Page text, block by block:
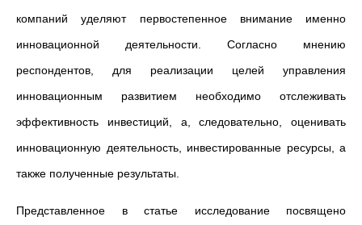
компаний уделяют первостепенное внимание именно
инновационной деятельности. Согласно мнению
респондентов, для реализации целей управления
инновационным развитием необходимо отслеживать
эффективность инвестиций, а, следовательно, оценивать
инновационную деятельность, инвестированные ресурсы, а
также полученные результаты.
Представленное в статье исследование посвящено